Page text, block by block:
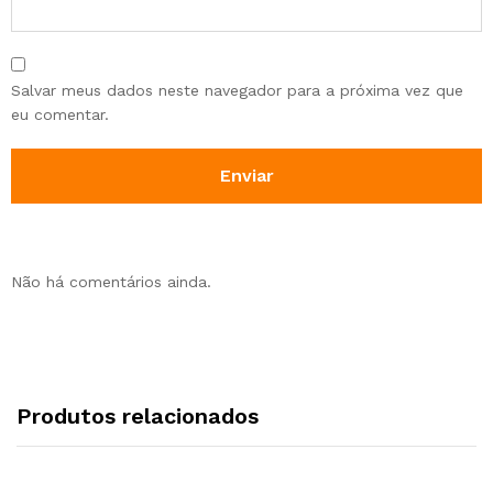
Salvar meus dados neste navegador para a próxima vez que
eu comentar.
Não há comentários ainda.
Produtos relacionados